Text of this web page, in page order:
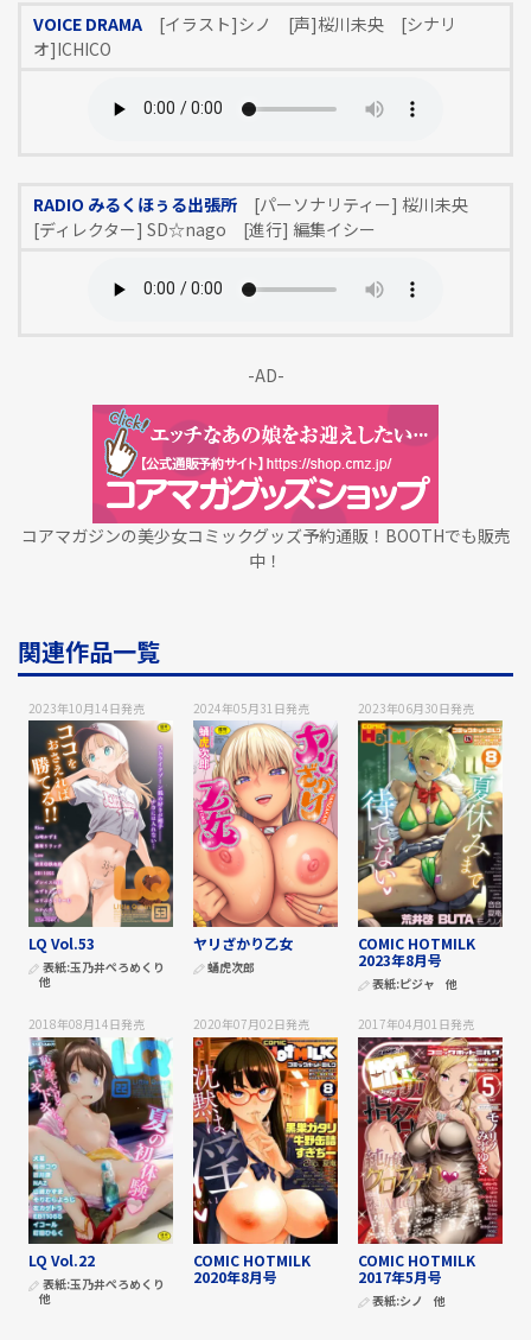
VOICE DRAMA[イラスト]シノ [声]桜川未央 [シナリ
オ]ICHICO
RADIO みるくほぅる出張所[パーソナリティー] 桜川未央
[ディレクター] SD☆nago [進行] 編集イシー
-AD-
コアマガジンの美少女コミックグッズ予約通販！BOOTHでも販売
中！
関連作品一覧
2023年10月14日発売
LQ Vol.53
表紙:玉乃井ぺろめくり
他
2024年05月31日発売
ヤリざかり乙女
蛹虎次郎
2023年06月30日発売
COMIC HOTMILK
2023年8月号
表紙:ピジャ 他
2018年08月14日発売
LQ Vol.22
表紙:玉乃井ぺろめくり
他
2020年07月02日発売
COMIC HOTMILK
2020年8月号
2017年04月01日発売
COMIC HOTMILK
2017年5月号
表紙:シノ 他